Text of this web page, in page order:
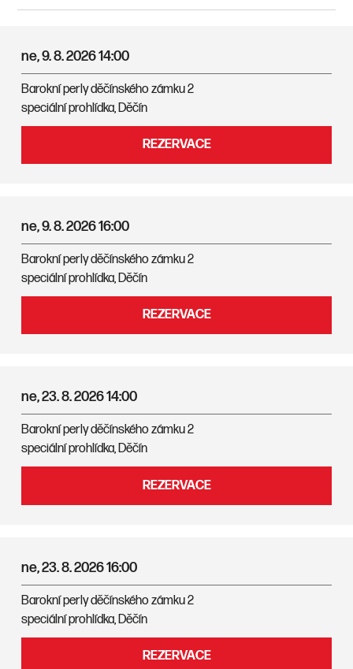
ne, 9. 8. 202614:00
Barokní perly děčínského zámku 2
speciální prohlídka, Děčín
REZERVACE
ne, 9. 8. 202616:00
Barokní perly děčínského zámku 2
speciální prohlídka, Děčín
REZERVACE
ne, 23. 8. 202614:00
Barokní perly děčínského zámku 2
speciální prohlídka, Děčín
REZERVACE
ne, 23. 8. 202616:00
Barokní perly děčínského zámku 2
speciální prohlídka, Děčín
REZERVACE